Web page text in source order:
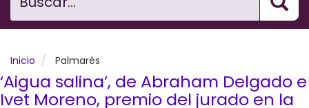
El Ayuntamiento
Noticias
Planificación Ciudad
Inicio Palmarés
‘Aigua salina’, de Abraham Delgado e
Ivet Moreno, premio del jurado en la